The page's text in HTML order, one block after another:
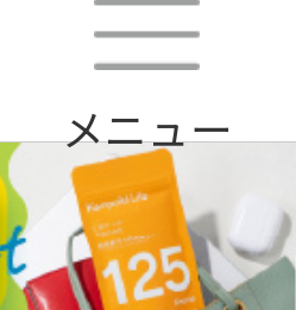
メニュー